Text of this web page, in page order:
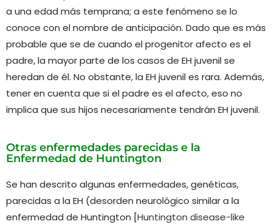
a una edad más temprana; a este fenómeno se lo
conoce con el nombre de anticipación. Dado que es más
probable que se de cuando el progenitor afecto es el
padre, la mayor parte de los casos de EH juvenil se
heredan de él. No obstante, la EH juvenil es rara. Además,
tener en cuenta que si el padre es el afecto, eso no
implica que sus hijos necesariamente tendrán EH juvenil.
Otras enfermedades parecidas e la
Enfermedad de Huntington
Se han descrito algunas enfermedades, genéticas,
parecidas a la EH (desorden neurológico similar a la
enfermedad de Huntington [Huntington disease-like